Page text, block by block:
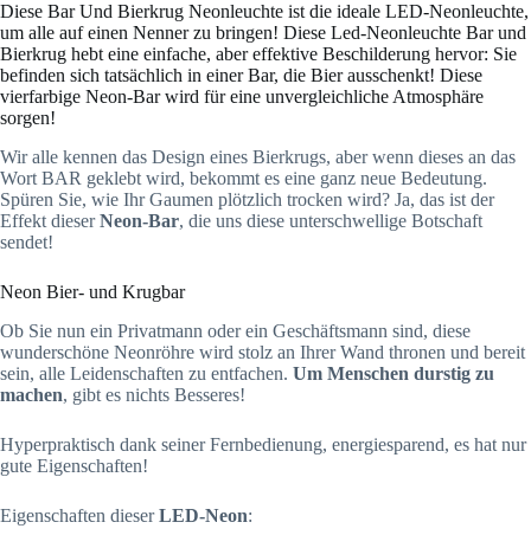
Diese Bar Und Bierkrug Neonleuchte ist die ideale LED-Neonleuchte,
um alle auf einen Nenner zu bringen! Diese Led-Neonleuchte Bar und
Bierkrug hebt eine einfache, aber effektive Beschilderung hervor: Sie
befinden sich tatsächlich in einer Bar, die Bier ausschenkt! Diese
vierfarbige Neon-Bar wird für eine unvergleichliche Atmosphäre
sorgen!
Wir alle kennen das Design eines Bierkrugs, aber wenn dieses an das
Wort BAR geklebt wird, bekommt es eine ganz neue Bedeutung.
Spüren Sie, wie Ihr Gaumen plötzlich trocken wird? Ja, das ist der
Effekt dieserNeon-Bar, die uns diese unterschwellige Botschaft
sendet!
Neon Bier- und Krugbar
Ob Sie nun ein Privatmann oder ein Geschäftsmann sind, diese
wunderschöne Neonröhre wird stolz an Ihrer Wand thronen und bereit
sein, alle Leidenschaften zu entfachen. Um Menschen durstig zu
machen, gibt es nichts Besseres!
Hyperpraktisch dank seiner Fernbedienung, energiesparend, es hat nur
gute Eigenschaften!
Eigenschaften dieserLED-Neon: